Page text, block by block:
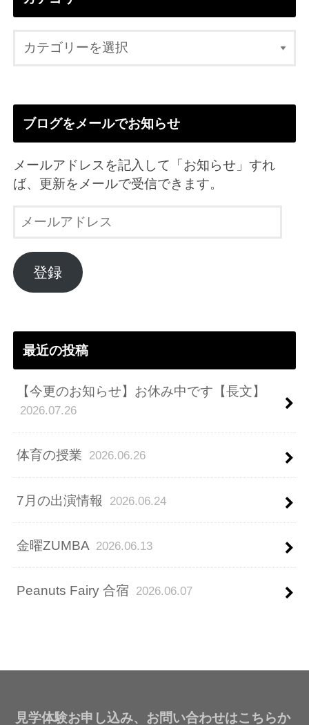
ブログをメールでお知らせ
メールアドレスを記入して「お知らせ」すれ
ば、更新をメールで受信できます。
ル
ア
ド
登録
最近の投稿
【今更のお知らせ】お休み中です【長文】
2026.07.26
体育の授業 2026.06.26
7月の出演情報 2026.06.24
金曜ZUMBA 2026.06.13
Peanuts Fairy 合宿 2026.06.07
見学体験お申し込み、お問い合わせはこちらか